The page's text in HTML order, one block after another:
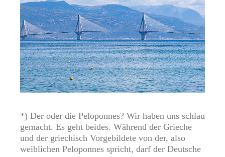
*) Der oder die Peloponnes? Wir haben uns schlau
gemacht. Es geht beides. Während der Grieche
und der griechisch Vorgebildete von der, also
weiblichen Peloponnes spricht, darf der Deutsche